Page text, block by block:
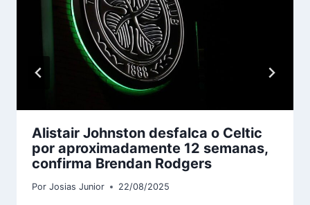
Alistair Johnston desfalca o Celtic
por aproximadamente 12 semanas,
confirma Brendan Rodgers
Por Josias Junior 22/08/2025